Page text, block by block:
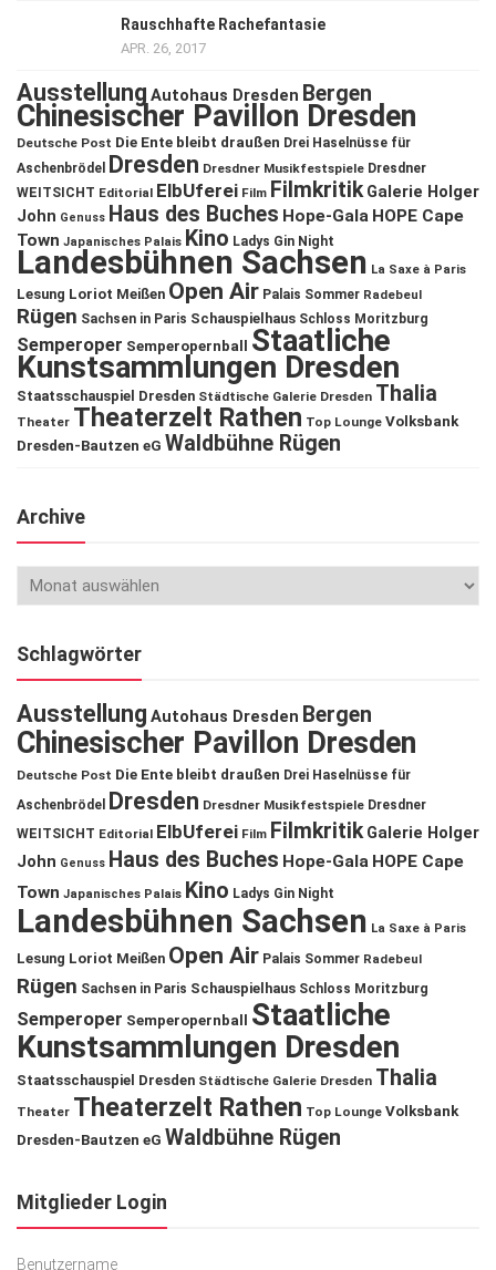
Rauschhafte Rachefantasie
APR. 26, 2017
Ausstellung Autohaus Dresden Bergen
Chinesischer Pavillon Dresden
Deutsche Post Die Ente bleibt draußen Drei Haselnüsse für
Aschenbrödel
Dresden Dresdner Musikfestspiele Dresdner
WEITSICHT Editorial ElbUferei Film Filmkritik Galerie Holger
John Genuss Haus des Buches Hope-Gala HOPE Cape
Town Japanisches Palais Kino Ladys Gin Night
Landesbühnen Sachsen La Saxe à Paris
Lesung Loriot Meißen Open Air Palais Sommer Radebeul
Rügen Sachsen in Paris Schauspielhaus Schloss Moritzburg
Semperoper Semperopernball Staatliche
Kunstsammlungen Dresden
Staatsschauspiel Dresden Städtische Galerie Dresden Thalia
Theater Theaterzelt Rathen Top Lounge Volksbank
Dresden-Bautzen eG Waldbühne Rügen
Archive
Schlagwörter
Ausstellung Autohaus Dresden Bergen
Chinesischer Pavillon Dresden
Deutsche Post Die Ente bleibt draußen Drei Haselnüsse für
Aschenbrödel
Dresden Dresdner Musikfestspiele Dresdner
WEITSICHT Editorial ElbUferei Film Filmkritik Galerie Holger
John Genuss Haus des Buches Hope-Gala HOPE Cape
Town Japanisches Palais Kino Ladys Gin Night
Landesbühnen Sachsen La Saxe à Paris
Lesung Loriot Meißen Open Air Palais Sommer Radebeul
Rügen Sachsen in Paris Schauspielhaus Schloss Moritzburg
Semperoper Semperopernball
Staatliche
Kunstsammlungen Dresden
Staatsschauspiel Dresden Städtische Galerie Dresden Thalia
Theater Theaterzelt Rathen Top Lounge Volksbank
Dresden-Bautzen eG Waldbühne Rügen
Mitglieder Login
Benutzername